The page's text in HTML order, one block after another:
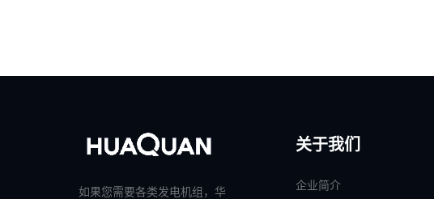
如果您需要各类发电机组，华
关于我们
企业简介